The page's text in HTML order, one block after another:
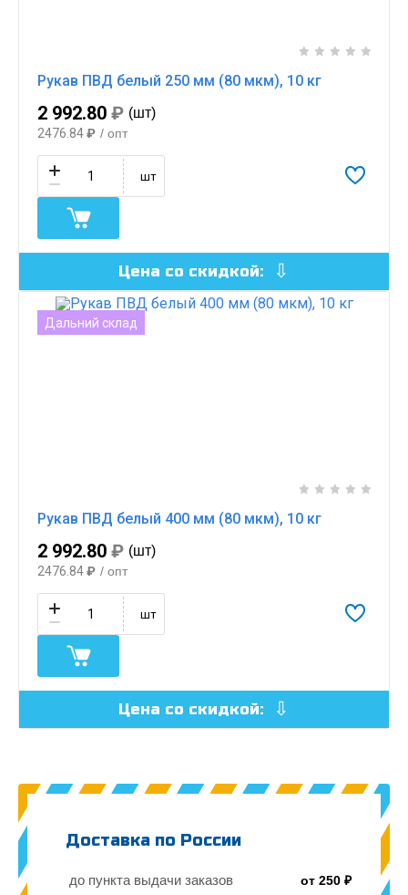
Рукав ПВД белый 250 мм (80 мкм), 10 кг
2 992.80 ₽ (шт)
2476.84₽ / опт
шт
Цена со скидкой:
Дальний склад
Рукав ПВД белый 400 мм (80 мкм), 10 кг
2 992.80 ₽ (шт)
2476.84₽ / опт
шт
Цена со скидкой:
Доставка по России
до пункта выдачи заказов от 250 ₽